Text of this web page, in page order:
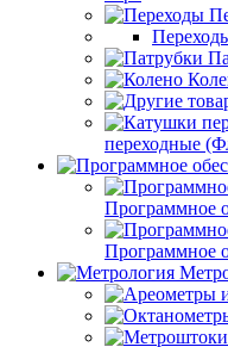
переходные
Программное
Программное